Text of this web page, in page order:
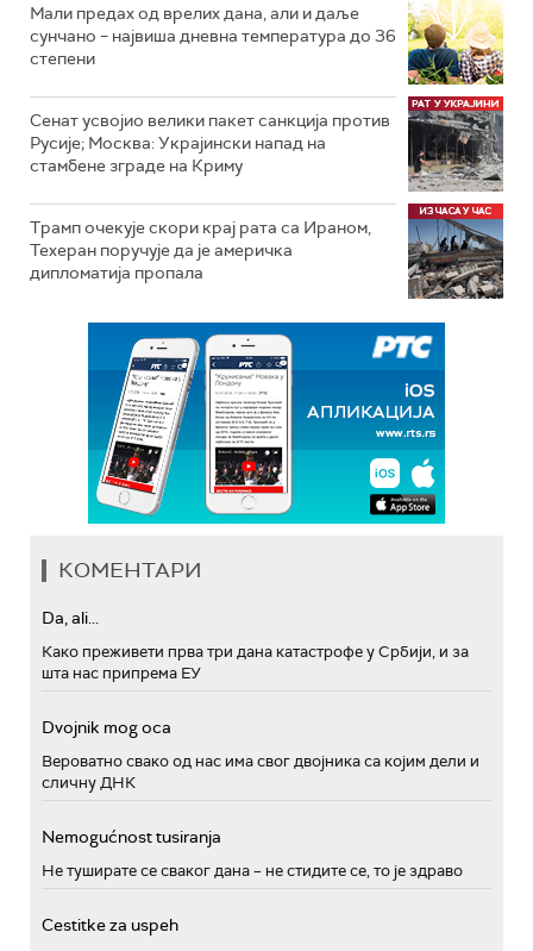
Мали предах од врелих дана, али и даље
сунчано – највиша дневна температура до 36
степени
Сенат усвојио велики пакет санкција против
Русије; Москва: Украјински напад на
стамбене зграде на Криму
Трамп очекује скори крај рата са Ираном,
Техеран поручује да је америчка
дипломатија пропала
КОМЕНТАРИ
Da, ali...
Како преживети прва три дана катастрофе у Србији, и за
шта нас припрема ЕУ
Dvojnik mog oca
Вероватно свако од нас има свог двојника са којим дели и
сличну ДНК
Nemogućnost tusiranja
Не туширате се сваког дана – не стидите се, то је здраво
Cestitke za uspeh